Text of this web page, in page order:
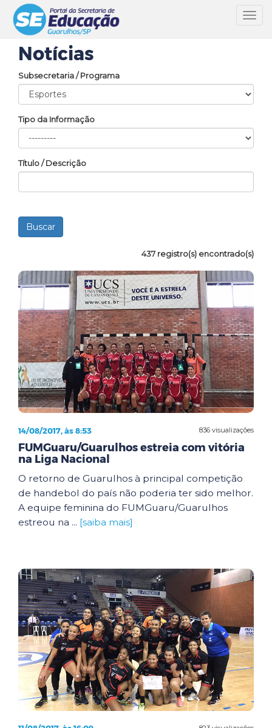
Notícias
Subsecretaria / Programa
Tipo da Informação
Título / Descrição
437 registro(s) encontrado(s)
836 visualizações
14/08/2017, às 8:53
FUMGuaru/Guarulhos estreia com vitória
na Liga Nacional
O retorno de Guarulhos à principal competição
de handebol do país não poderia ter sido melhor.
A equipe feminina do FUMGuaru/Guarulhos
estreou na ... [saiba mais]